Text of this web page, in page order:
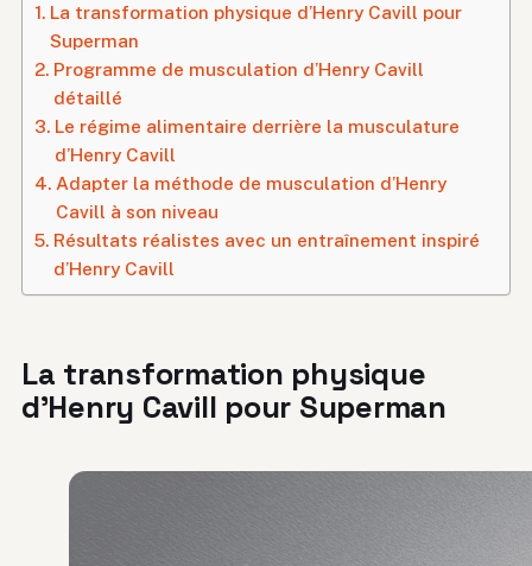
La transformation physique d’Henry Cavill pour
Superman
Programme de musculation d’Henry Cavill
détaillé
Le régime alimentaire derrière la musculature
d’Henry Cavill
Adapter la méthode de musculation d’Henry
Cavill à son niveau
Résultats réalistes avec un entraînement inspiré
d’Henry Cavill
La transformation physique
d’Henry Cavill pour Superman